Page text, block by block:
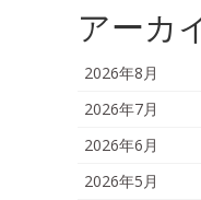
アーカ
2026年8月
2026年7月
2026年6月
2026年5月